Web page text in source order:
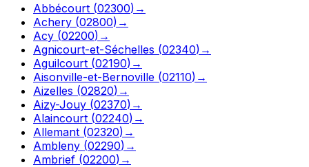
Abbécourt (02300) →
Achery (02800) →
Acy (02200) →
Agnicourt-et-Séchelles (02340) →
Aguilcourt (02190) →
Aisonville-et-Bernoville (02110) →
Aizelles (02820) →
Aizy-Jouy (02370) →
Alaincourt (02240) →
Allemant (02320) →
Ambleny (02290) →
Ambrief (02200) →